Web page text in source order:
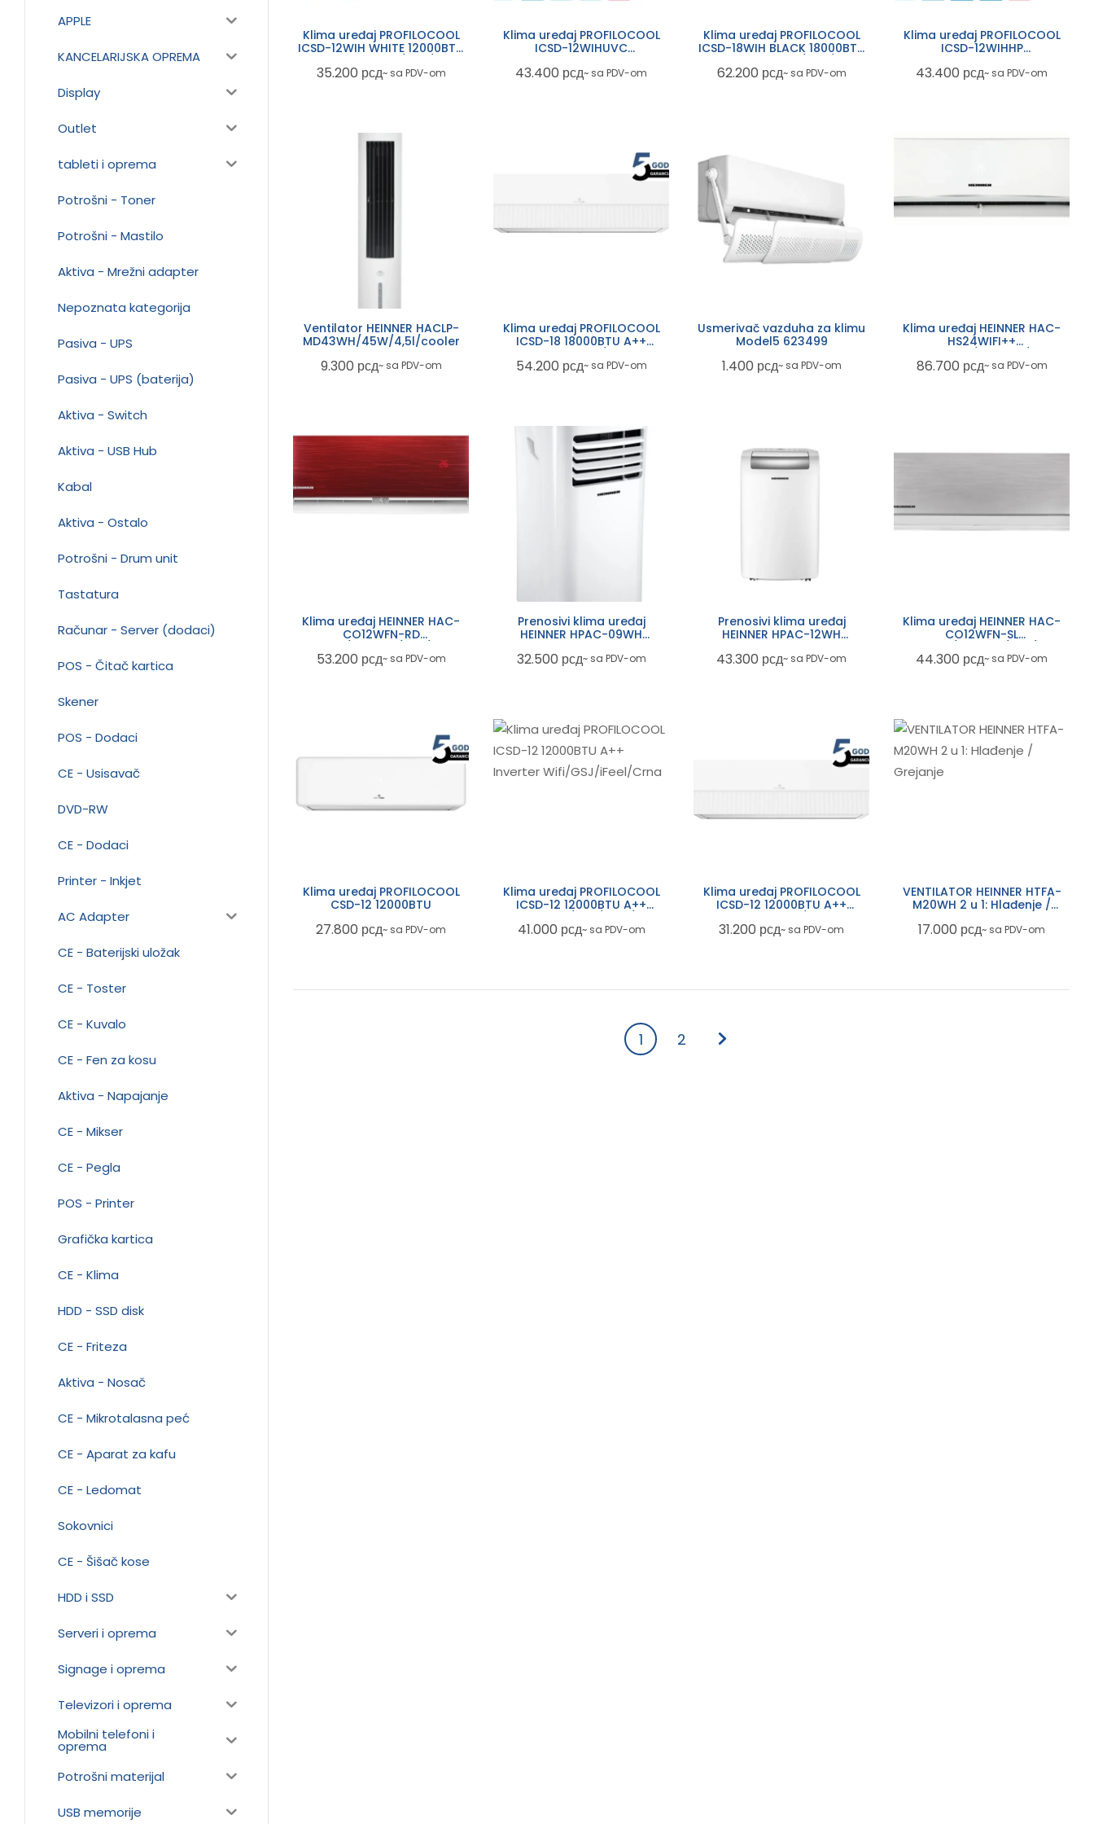
Klima uređaj PROFILOCOOL
ICSD-12WIH WHITE 12000BTU
35.200 рсд~ sa PDV-om
Klima uređaj PROFILOCOOL
ICSD-12WIHUVC
InverterWifi/GSJ/UVC/4D
43.400 рсд~ sa PDV-om
Klima uređaj PROFILOCOOL
ICSD-18WIH BLACK 18000BTU
62.200 рсд~ sa PDV-om
Klima uređaj PROFILOCOOL
ICSD-12WIHHP
InverterWifi/GSJ/plasma
43.400 рсд~ sa PDV-om
Ventilator HEINNER HACLP-
MD43WH/45W/4,5l/cooler
9.300 рсд~ sa PDV-om
Klima uređaj PROFILOCOOL
ICSD-18 18000BTU A++
54.200 рсд~ sa PDV-om
Usmerivač vazduha za klimu
Model5 623499
1.400 рсд~ sa PDV-om
Klima uređaj HEINNER HAC-
HS24WIFI++
86.700 рсд~ sa PDV-om
Klima uređaj HEINNER HAC-
CO12WFN-RD
53.200 рсд~ sa PDV-om
Prenosivi klima uređaj
HEINNER HPAC-09WH
32.500 рсд~ sa PDV-om
Prenosivi klima uređaj
HEINNER HPAC-12WH
43.300 рсд~ sa PDV-om
Klima uređaj HEINNER HAC-
CO12WFN-SL
44.300 рсд~ sa PDV-om
Klima uređaj PROFILOCOOL
CSD-12 12000BTU
27.800 рсд~ sa PDV-om
Klima uređaj PROFILOCOOL
ICSD-12 12000BTU A++
41.000 рсд~ sa PDV-om
Klima uređaj PROFILOCOOL
ICSD-12 12000BTU A++
31.200 рсд~ sa PDV-om
VENTILATOR HEINNER HTFA-
M20WH 2 u 1: Hlađenje /
17.000 рсд~ sa PDV-om
1 2
APPLE
KANCELARIJSKA OPREMA
Display
Outlet
tableti i oprema
Potrošni - Toner
Potrošni - Mastilo
Aktiva - Mrežni adapter
Nepoznata kategorija
Pasiva - UPS
Pasiva - UPS (baterija)
Aktiva - Switch
Aktiva - USB Hub
Kabal
Aktiva - Ostalo
Potrošni - Drum unit
Tastatura
Računar - Server (dodaci)
POS - Čitač kartica
Skener
POS - Dodaci
CE - Usisavač
DVD-RW
CE - Dodaci
Printer - Inkjet
AC Adapter
CE - Baterijski uložak
CE - Toster
CE - Kuvalo
CE - Fen za kosu
Aktiva - Napajanje
CE - Mikser
CE - Pegla
POS - Printer
Grafička kartica
CE - Klima
HDD - SSD disk
CE - Friteza
Aktiva - Nosač
CE - Mikrotalasna peć
CE - Aparat za kafu
CE - Ledomat
Sokovnici
CE - Šišač kose
HDD i SSD
Serveri i oprema
Signage i oprema
Televizori i oprema
Mobilni telefoni i
oprema
Potrošni materijal
USB memorije